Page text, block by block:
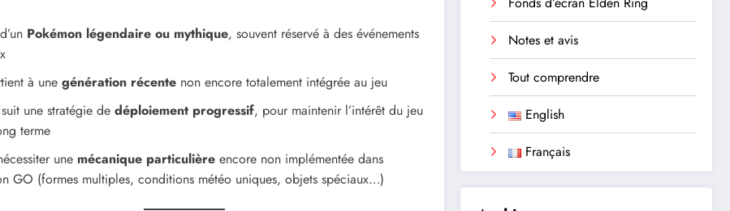
Pokémon légendaire ou mythique, souvent réservé à des événements
à une génération récente non encore totalement intégrée au jeu
une stratégie de déploiement progressif, pour maintenir l’intérêt du jeu
terme
une mécanique particulière encore non implémentée dans
GO (formes multiples, conditions météo uniques, objets spéciaux…)
Notes et avis
Tout comprendre
English
Français